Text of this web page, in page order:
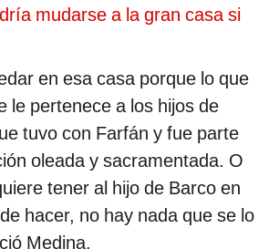
mudarse a la gran casa si
en esa casa porque lo que
le pertenece a los hijos de
tuvo con Farfán y fue parte
oleada y sacramentada. O
tener al hijo de Barco en
hacer, no hay nada que se lo
Medina.